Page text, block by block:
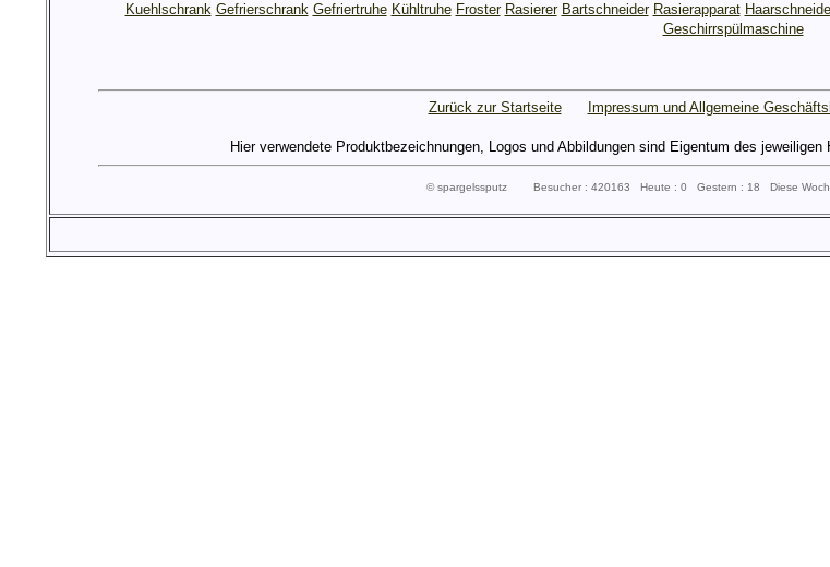
Kuehlschrank Gefrierschrank Gefriertruhe Kühltruhe Froster Rasierer Bartschneider Rasierapparat
Geschirrspülmaschine
Zurück zur Startseite Impressum und Allgemeine
Hier verwendete Produktbezeichnungen, Logos und Abbildungen sind Eigentum des
© spargelssputz Besucher : 420163 Heute : 0 Gestern : 18 Diese